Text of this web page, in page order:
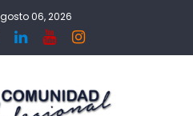
06, 2026